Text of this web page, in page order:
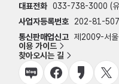
대표전화 033-738-3000 (유
사업자등록번호
202-81-
통신판매업신고 제2009-서
이용 가이드
찾아오시는 길